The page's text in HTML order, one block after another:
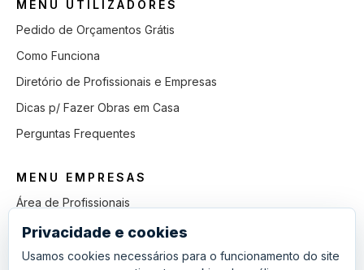
MENU UTILIZADORES
Pedido de Orçamentos Grátis
Como Funciona
Diretório de Profissionais e Empresas
Dicas p/ Fazer Obras em Casa
Perguntas Frequentes
MENU EMPRESAS
Área de Profissionais
Como Funciona
Lista de Pedidos em Aberto
Privacidade e cookies
Usamos cookies necessários para o funcionamento do site